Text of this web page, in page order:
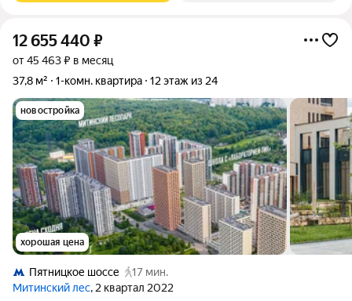
12 655 440 ₽
от 45 463 ₽ в месяц
37,8 м²
1-комн. квартира 12 этаж из 24
новостройка
хорошая цена
Пятницкое шоссе
17 мин.
Митинский лес, 2 квартал 2022